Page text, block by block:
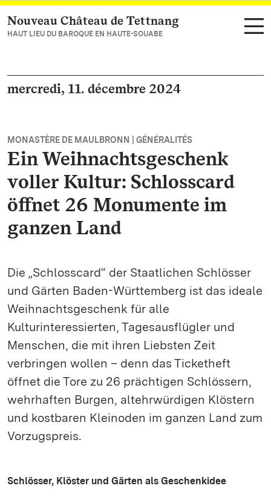
Vers la page d’accueil
Nouveau Château de Tettnang
HAUT LIEU DU BAROQUE EN HAUTE-SOUABE
mercredi, 11. décembre 2024
MONASTÈRE DE MAULBRONN | GÉNÉRALITÉS
Ein Weihnachtsgeschenk
voller Kultur: Schlosscard
öffnet 26 Monumente im
ganzen Land
Die „Schlosscard“ der Staatlichen Schlösser
und Gärten Baden-Württemberg ist das ideale
Weihnachtsgeschenk für alle
Kulturinteressierten, Tagesausflügler und
Menschen, die mit ihren Liebsten Zeit
verbringen wollen – denn das Ticketheft
öffnet die Tore zu 26 prächtigen Schlössern,
wehrhaften Burgen, altehrwürdigen Klöstern
und kostbaren Kleinoden im ganzen Land zum
Vorzugspreis.
Schlösser, Klöster und Gärten als Geschenkidee